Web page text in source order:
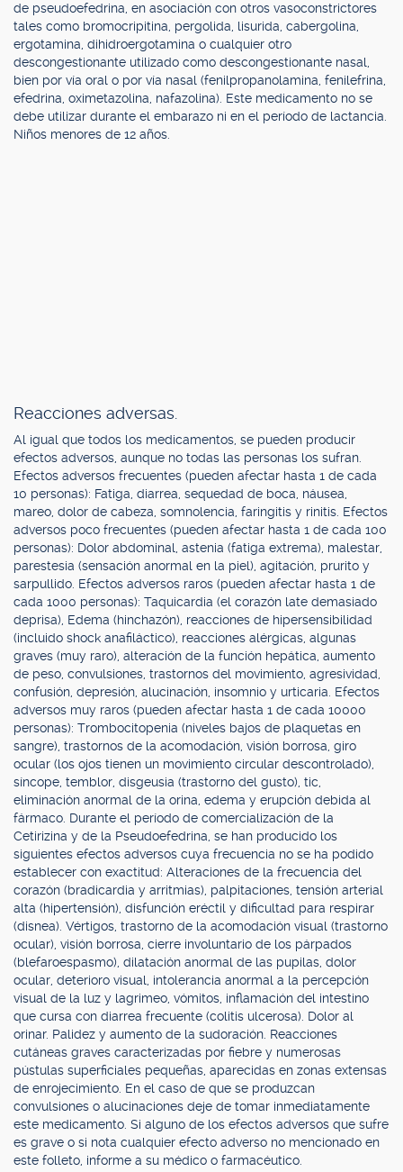
de pseudoefedrina, en asociación con otros vasoconstrictores
tales como bromocripitina, pergolida, lisurida, cabergolina,
ergotamina, dihidroergotamina o cualquier otro
descongestionante utilizado como descongestionante nasal,
bien por vía oral o por vía nasal (fenilpropanolamina, fenilefrina,
efedrina, oximetazolina, nafazolina). Este medicamento no se
debe utilizar durante el embarazo ni en el período de lactancia.
Niños menores de 12 años.
Reacciones adversas.
Al igual que todos los medicamentos, se pueden producir
efectos adversos, aunque no todas las personas los sufran.
Efectos adversos frecuentes (pueden afectar hasta 1 de cada
10 personas): Fatiga, diarrea, sequedad de boca, náusea,
mareo, dolor de cabeza, somnolencia, faringitis y rinitis. Efectos
adversos poco frecuentes (pueden afectar hasta 1 de cada 100
personas): Dolor abdominal, astenia (fatiga extrema), malestar,
parestesia (sensación anormal en la piel), agitación, prurito y
sarpullido. Efectos adversos raros (pueden afectar hasta 1 de
cada 1000 personas): Taquicardia (el corazón late demasiado
deprisa), Edema (hinchazón), reacciones de hipersensibilidad
(incluido shock anafiláctico), reacciones alérgicas, algunas
graves (muy raro), alteración de la función hepática, aumento
de peso, convulsiones, trastornos del movimiento, agresividad,
confusión, depresión, alucinación, insomnio y urticaria. Efectos
adversos muy raros (pueden afectar hasta 1 de cada 10000
personas): Trombocitopenia (niveles bajos de plaquetas en
sangre), trastornos de la acomodación, visión borrosa, giro
ocular (los ojos tienen un movimiento circular descontrolado),
síncope, temblor, disgeusia (trastorno del gusto), tic,
eliminación anormal de la orina, edema y erupción debida al
fármaco. Durante el período de comercialización de la
Cetirizina y de la Pseudoefedrina, se han producido los
siguientes efectos adversos cuya frecuencia no se ha podido
establecer con exactitud: Alteraciones de la frecuencia del
corazón (bradicardia y arritmias), palpitaciones, tensión arterial
alta (hipertensión), disfunción eréctil y dificultad para respirar
(disnea). Vértigos, trastorno de la acomodación visual (trastorno
ocular), visión borrosa, cierre involuntario de los párpados
(blefaroespasmo), dilatación anormal de las pupilas, dolor
ocular, deterioro visual, intolerancia anormal a la percepción
visual de la luz y lagrimeo, vómitos, inflamación del intestino
que cursa con diarrea frecuente (colitis ulcerosa). Dolor al
orinar. Palidez y aumento de la sudoración. Reacciones
cutáneas graves caracterizadas por fiebre y numerosas
pústulas superficiales pequeñas, aparecidas en zonas extensas
de enrojecimiento. En el caso de que se produzcan
convulsiones o alucinaciones deje de tomar inmediatamente
este medicamento. Si alguno de los efectos adversos que sufre
es grave o si nota cualquier efecto adverso no mencionado en
este folleto, informe a su médico o farmacéutico.